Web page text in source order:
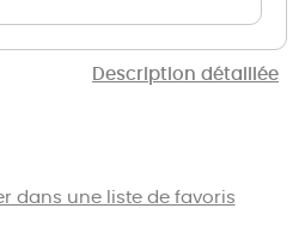
Description détaillée
dans une liste de favoris